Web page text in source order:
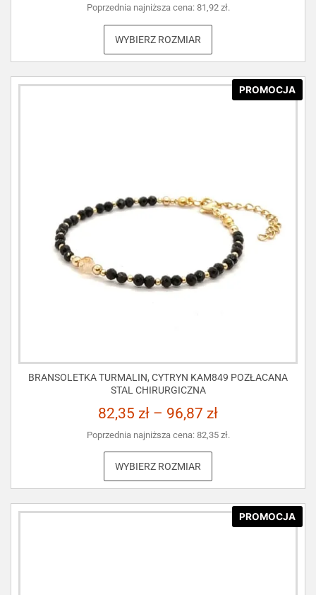
Poprzednia najniższa cena: 81,92 zł.
WYBIERZ ROZMIAR
PROMOCJA
BRANSOLETKA TURMALIN, CYTRYN KAM849 POZŁACANA
STAL CHIRURGICZNA
82,35 zł – 96,87 zł
Poprzednia najniższa cena: 82,35 zł.
WYBIERZ ROZMIAR
PROMOCJA